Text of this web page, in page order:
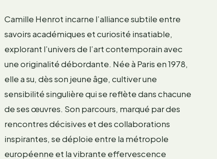
Camille Henrot incarne l’alliance subtile entre
savoirs académiques et curiosité insatiable,
explorant l’univers de l’art contemporain avec
une originalité débordante. Née à Paris en 1978,
elle a su, dès son jeune âge, cultiver une
sensibilité singulière qui se reflète dans chacune
de ses œuvres. Son parcours, marqué par des
rencontres décisives et des collaborations
inspirantes, se déploie entre la métropole
européenne et la vibrante effervescence